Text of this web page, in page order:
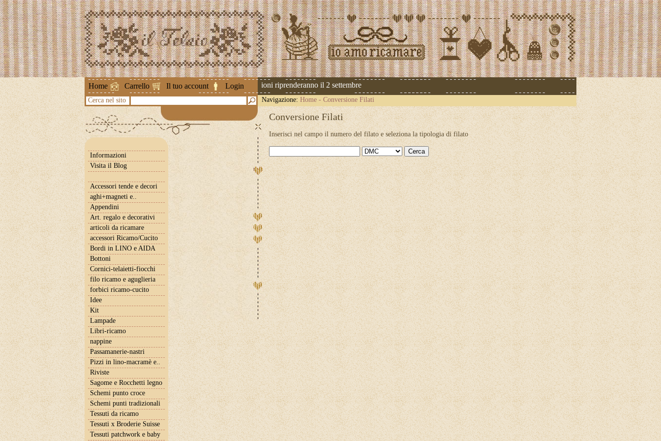
Home Carrello Il tuo account Login
Attenzione ! Le spedizioni riprenderanno il 2 settembre
Cerca nel sito Navigazione: Home - Conversione Filati
Informazioni
Visita il Blog
Accessori tende e decori
aghi+magneti e..
Appendini
Art. regalo e decorativi
articoli da ricamare
accessori Ricamo/Cucito
Bordi in LINO e AIDA
Bottoni
Cornici-telaietti-fiocchi
filo ricamo e aguglieria
forbici ricamo-cucito
Idee
Kit
Lampade
Libri-ricamo
nappine
Passamanerie-nastri
Pizzi in lino-macramè e..
Riviste
Sagome e Rocchetti legno
Schemi punto croce
Schemi punti tradizionali
Tessuti da ricamo
Tessuti x Broderie Suisse
Tessuti patchwork e baby
Conversione Filati
Inserisci nel campo il numero del filato e seleziona la tipologia di filato